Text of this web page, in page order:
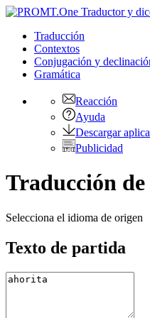
Traducción
Contextos
Conjugación y
Gramática
Reacción
Ayuda
Descargar
Publicidad
Traducción
Selecciona el idioma de origen
Texto de partida